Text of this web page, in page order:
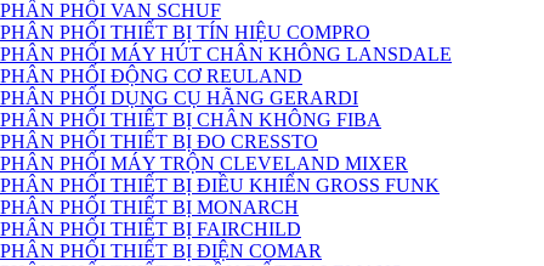
PHÂN PHỐI VAN SCHUF
PHÂN PHỐI THIẾT BỊ TÍN HIỆU COMPRO
PHÂN PHỐI MÁY HÚT CHÂN KHÔNG LANSDALE
PHÂN PHỐI ĐỘNG CƠ REULAND
PHÂN PHỐI DỤNG CỤ HÃNG GERARDI
PHÂN PHỐI THIẾT BỊ CHÂN KHÔNG FIBA
PHÂN PHỐI THIẾT BỊ ĐO CRESSTO
PHÂN PHỐI MÁY TRỘN CLEVELAND MIXER
PHÂN PHỐI THIẾT BỊ ĐIỀU KHIỂN GROSS FUNK
PHÂN PHỐI THIẾT BỊ MONARCH
PHÂN PHỐI THIẾT BỊ FAIRCHILD
PHÂN PHỐI THIẾT BỊ ĐIỆN COMAR